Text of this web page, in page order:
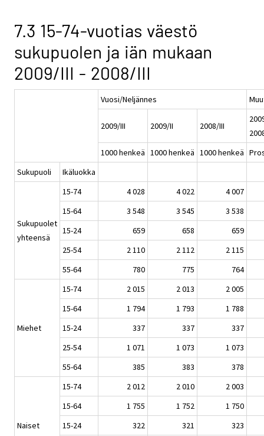
7.3 15-74-vuotias väestö
sukupuolen ja iän mukaan
2009/III - 2008/III
Vuosi/Neljännes
2009/III 2009/II 2008/III
1000 henkeä 1000 henkeä 1000 henkeä
Sukupuoli
Ikäluokka
Sukupuolet
yhteensä
15-74 4 028 4 022
4 007
15-64
3 548 3 545
3 538
15-24
659 658
659
25-54
2 110 2 112
2 115
55-64
780 775 764
Miehet
15-74 2 015 2 013
2 005
15-64
1 794 1 793
1 788
15-24
337 337
337
25-54
1 071 1 073
1 073
55-64
385 383 378
Naiset
15-74 2 012 2 010
2 003
15-64
1 755 1 752
1 750
15-24
322 321
323